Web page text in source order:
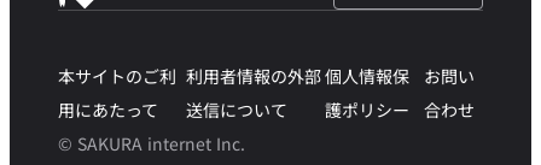
本サイトのご利
用にあたって
利用者情報の外部
送信について
個人情報保
護ポリシー
お問い
合わせ
© SAKURA internet Inc.